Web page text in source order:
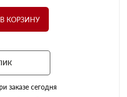
В КОРЗИНУ
заказе сегодня